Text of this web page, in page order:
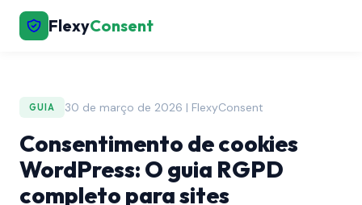
FlexyConsent
GUIA 30 de março de 2026 | FlexyConsent
Consentimento de cookies
WordPress: O guia RGPD
completo para sites